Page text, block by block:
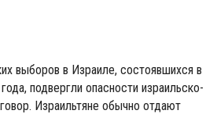
выборов в Израиле, состоявшихся в
подвергли опасности израильско-
Израильтяне обычно отдают